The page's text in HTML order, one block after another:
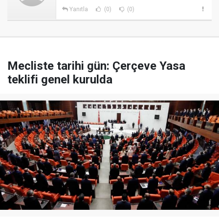
Yanıtla (0) (0)
Mecliste tarihi gün: Çerçeve Yasa
teklifi genel kurulda